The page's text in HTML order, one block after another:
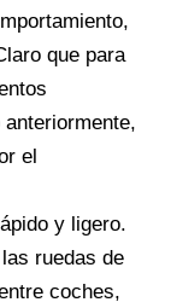
que para
el
y ligero.
ruedas de
coches,